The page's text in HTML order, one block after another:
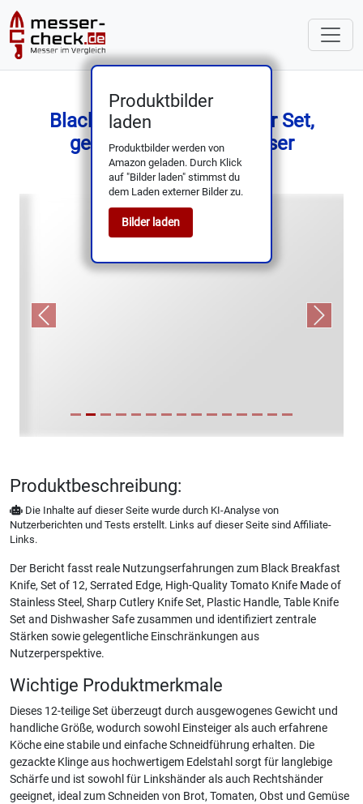
Produktbilder
laden
Produktbilder werden von
Amazon geladen. Durch Klick
auf "Bilder laden" stimmst du
dem Laden externer Bilder zu.
Bilder laden
Black Breakfast Knife 12er Set,
gezackte Tomatenmesser
Previous Next
Produktbeschreibung:
Die Inhalte auf dieser Seite wurde durch KI-Analyse von
Nutzerberichten und Tests erstellt. Links auf dieser Seite sind Affiliate-
Links.
Der Bericht fasst reale Nutzungserfahrungen zum Black Breakfast
Knife, Set of 12, Serrated Edge, High-Quality Tomato Knife Made of
Stainless Steel, Sharp Cutlery Knife Set, Plastic Handle, Table Knife
Set and Dishwasher Safe zusammen und identifiziert zentrale
Stärken sowie gelegentliche Einschränkungen aus
Nutzerperspektive.
Wichtige Produktmerkmale
Dieses 12-teilige Set überzeugt durch ausgewogenes Gewicht und
handliche Größe, wodurch sowohl Einsteiger als auch erfahrene
Köche eine stabile und einfache Schneidführung erhalten. Die
gezackte Klinge aus hochwertigem Edelstahl sorgt für langlebige
Schärfe und ist sowohl für Linkshänder als auch Rechtshänder
geeignet, ideal zum Schneiden von Brot, Tomaten, Obst und Gemüse